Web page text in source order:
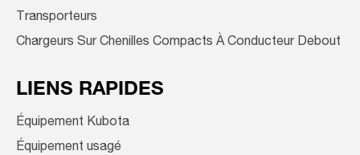
Transporteurs
Chargeurs Sur Chenilles Compacts À Conducteur Debout
LIENS RAPIDES
Équipement Kubota
Équipement usagé